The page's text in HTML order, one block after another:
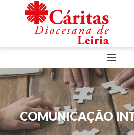
COMUNICAÇÃO